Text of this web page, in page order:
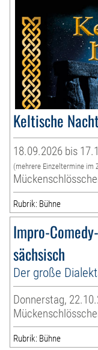
Keltische Nacht
18.09.2026 bis
(mehrere Einzeltermine im
Rubrik: Bühne
Impro-
sächsisch
Der große
Donnerstag,
Rubrik: Bühne